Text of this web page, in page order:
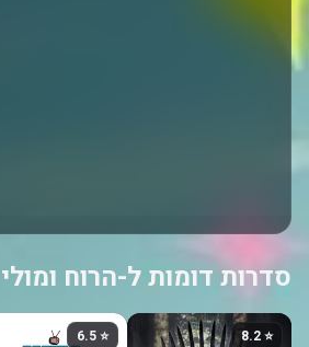
סדרות דומות ל-הרוח
⭐ 8.2
⭐ 6.5